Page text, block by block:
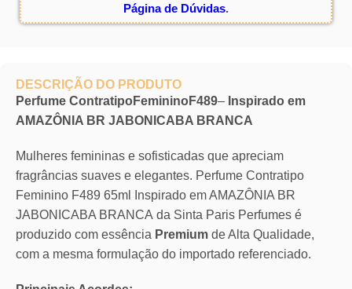
Página de Dúvidas.
DESCRIÇÃO DO PRODUTO
Perfume ContratipoFemininoF489– Inspirado em
AMAZÔNIA BR JABONICABA BRANCA
Mulheres femininas e sofisticadas que apreciam
fragrâncias suaves e elegantes. Perfume Contratipo
Feminino F489 65ml Inspirado em AMAZÔNIA BR
JABONICABA BRANCA da Sinta Paris Perfumes é
produzido com essência Premium de Alta Qualidade,
com a mesma formulação do importado referenciado.